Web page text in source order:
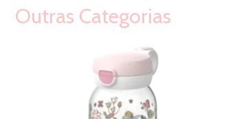
Outras Categorias